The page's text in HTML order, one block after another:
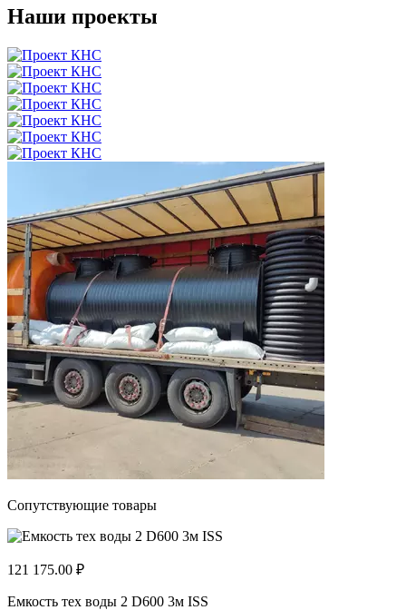
Наши проекты
Сопутствующие товары
121 175.00 ₽
Емкость тех воды 2 D600 3м ISS